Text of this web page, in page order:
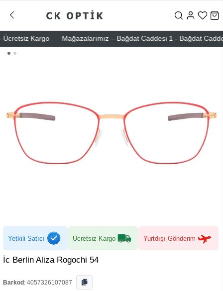
Kargo Mağazalarımız – Bağdat Caddesi 1 - Bağdat
Yetkili Satıcı Ücretsiz Kargo Yurtdışı Gönderim
İc Berlin Aliza Rogochi 54
Barkod : 4057326107087